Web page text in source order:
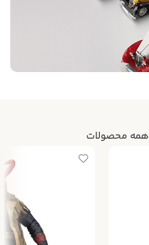
همه محصولات